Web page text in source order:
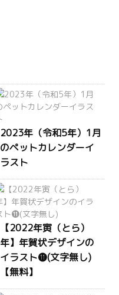
2023年（令和5年）1月
のペットカレンダーイ
ラスト
【2022年寅（とら）
年】年賀状デザインの
イラスト⓫(文字無し)
【無料】